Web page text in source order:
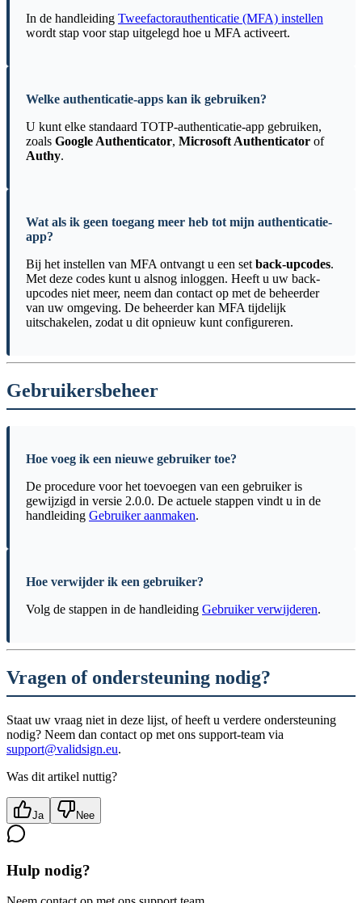
In de handleiding Tweefactorauthenticatie (MFA) instellen
wordt stap voor stap uitgelegd hoe u MFA activeert.
Welke authenticatie-apps kan ik gebruiken?
U kunt elke standaard TOTP-authenticatie-app gebruiken,
zoals Google Authenticator, Microsoft Authenticator of
Authy.
Wat als ik geen toegang meer heb tot mijn authenticatie-
app?
Bij het instellen van MFA ontvangt u een set back-upcodes.
Met deze codes kunt u alsnog inloggen. Heeft u uw back-
upcodes niet meer, neem dan contact op met de beheerder
van uw omgeving. De beheerder kan MFA tijdelijk
uitschakelen, zodat u dit opnieuw kunt configureren.
Gebruikersbeheer
Hoe voeg ik een nieuwe gebruiker toe?
De procedure voor het toevoegen van een gebruiker is
gewijzigd in versie 2.0.0. De actuele stappen vindt u in de
handleiding Gebruiker aanmaken.
Hoe verwijder ik een gebruiker?
Volg de stappen in de handleiding Gebruiker verwijderen.
Vragen of ondersteuning nodig?
Staat uw vraag niet in deze lijst, of heeft u verdere ondersteuning
nodig? Neem dan contact op met ons support-team via
support@validsign.eu.
Was dit artikel nuttig?
Ja Nee
Hulp nodig?